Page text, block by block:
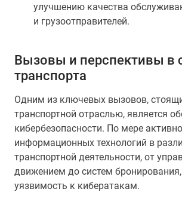
улучшению качества
и грузоотправителей.
Вызовы и перспективы в
транспорта
Одним из ключевых вызовов,
транспортной отраслью, является
кибербезопасности. По мере
информационных технологий в
транспортной деятельности, от
движением до систем бронирования,
уязвимость к кибератакам.